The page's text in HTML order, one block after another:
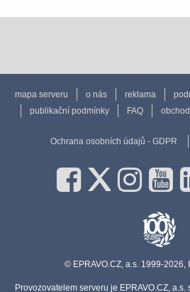
mapa serveru o nás reklama
publikační podmínky
FAQ
Ochrana osobních údajů - GDPR
© EPRAVO.CZ, a.s. 1999-2026,
Provozovatelem serveru je EPRAVO.CZ,